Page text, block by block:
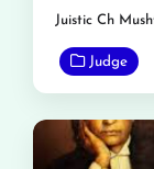
Judge